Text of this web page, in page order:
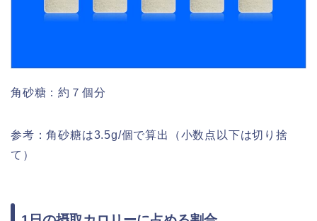
角砂糖：約７個分
参考：角砂糖は3.5g/個で算出（小数点以下は切り捨
て）